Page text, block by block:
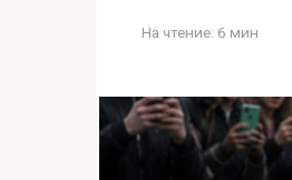
На чтение: 6 мин